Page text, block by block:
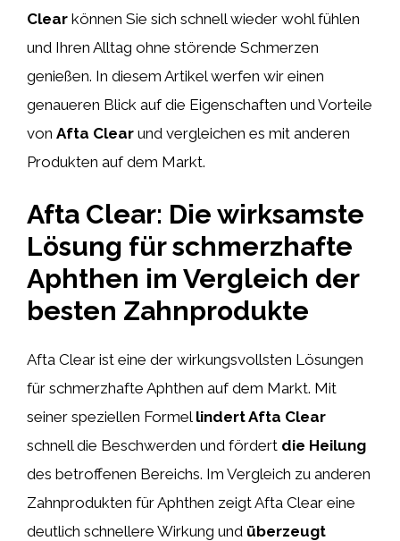
Clear können Sie sich schnell wieder wohl fühlen
und Ihren Alltag ohne störende Schmerzen
genießen. In diesem Artikel werfen wir einen
genaueren Blick auf die Eigenschaften und Vorteile
von Afta Clear und vergleichen es mit anderen
Produkten auf dem Markt.
Afta Clear: Die wirksamste
Lösung für schmerzhafte
Aphthen im Vergleich der
besten Zahnprodukte
Afta Clear ist eine der wirkungsvollsten Lösungen
für schmerzhafte Aphthen auf dem Markt. Mit
seiner speziellen Formel lindert Afta Clear
schnell die Beschwerden und fördert die Heilung
des betroffenen Bereichs. Im Vergleich zu anderen
Zahnprodukten für Aphthen zeigt Afta Clear eine
deutlich schnellere Wirkung und überzeugt